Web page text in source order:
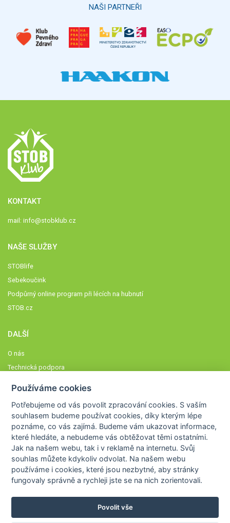
NAŠI PARTNEŘI
KONTAKT
mail: info@stobklub.cz
NAŠE SLUŽBY
STOBlife
Sebekoučink
Podpůrný online program při lécích na hubnutí
STOB.cz
DALŠÍ
O nás
Technická podpora
Členové STOBklubu
Zásady nakládání s osobními údaji
Otestujte se
Spočítejte si
Výzva 52
Používáme cookies
Potřebujeme od vás povolit zpracování cookies. S vaším
souhlasem budeme používat cookies, díky kterým lépe
poznáme,co vás zajímá. Budeme vám ukazovat informace,
které hledáte, a nebudeme vás obtěžovat těmi ostatními.
Jak na našem webu, tak i v reklamě na internetu. Svůj
souhlas můžete kdykoliv odvolat. Na našem webu
používáme i cookies, které jsou nezbytné, aby stránky
fungovaly správně a rychleji jste se na nich zorientovali.
Povolit vše